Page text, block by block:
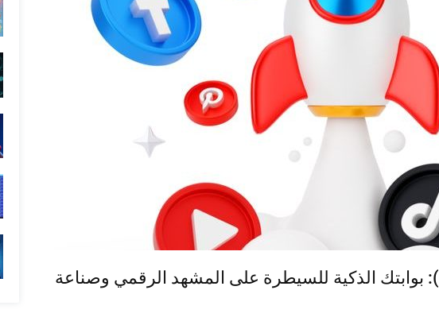
“ميديا سيرف (Media Serve): بوابتك الذكية للسيطرة على المشهد الرقمي وصناعة